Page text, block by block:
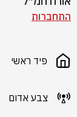
התחברות
פיד ראשי
צבע אדום